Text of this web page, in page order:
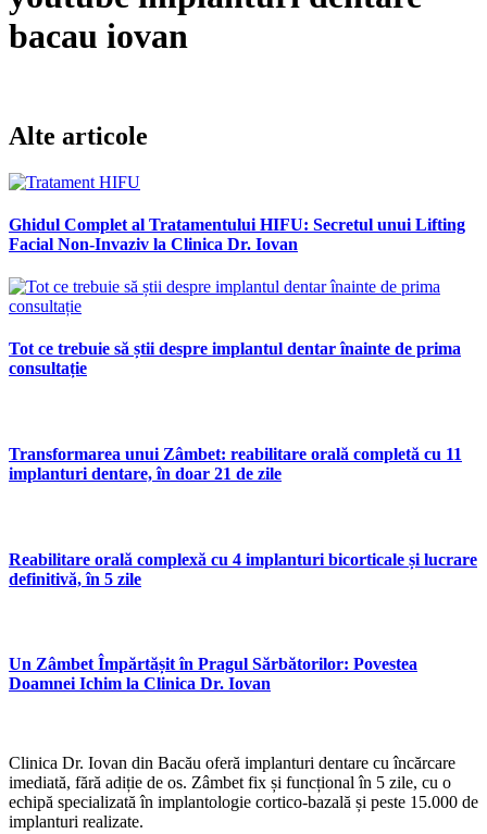
bacau iovan
Alte articole
Ghidul Complet al Tratamentului HIFU: Secretul unui Lifting
Facial Non-Invaziv la Clinica Dr. Iovan
Tot ce trebuie să știi despre implantul dentar înainte de prima
consultație
Transformarea unui Zâmbet: reabilitare orală completă cu 11
implanturi dentare, în doar 21 de zile
Reabilitare orală complexă cu 4 implanturi bicorticale și lucrare
definitivă, în 5 zile
Un Zâmbet Împărtășit în Pragul Sărbătorilor: Povestea
Doamnei Ichim la Clinica Dr. Iovan
Clinica Dr. Iovan din Bacău oferă implanturi dentare cu încărcare
imediată, fără adiție de os. Zâmbet fix și funcțional în 5 zile, cu o
echipă specializată în implantologie cortico-bazală și peste 15.000 de
implanturi realizate.